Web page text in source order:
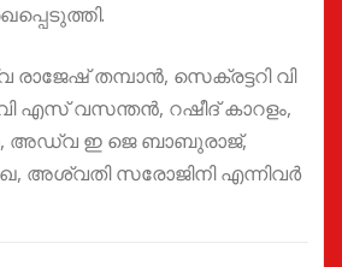
തമ്പാൻ, സെക്രട്ടറി വി
എസ് വസന്തൻ, റഷീദ് കാറളം,
അഡ്വ ഇ ജെ ബാബുരാജ്,
അശ്വതി സരോജിനി എന്നിവർ